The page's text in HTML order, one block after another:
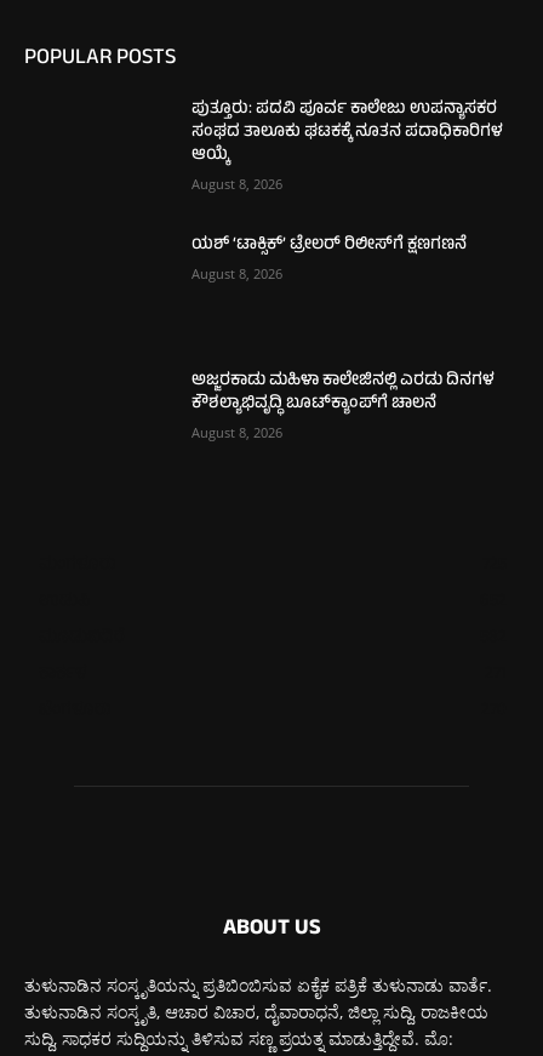
POPULAR POSTS
ಪುತ್ತೂರು: ಪದವಿ ಪೂರ್ವ ಕಾಲೇಜು ಉಪನ್ಯಾಸಕರ
ಸಂಘದ ತಾಲೂಕು ಘಟಕಕ್ಕೆ ನೂತನ ಪದಾಧಿಕಾರಿಗಳ
ಆಯ್ಕೆ
August 8, 2026
ಯಶ್ ‘ಟಾಕ್ಸಿಕ್’ ಟ್ರೇಲರ್ ರಿಲೀಸ್‌ಗೆ ಕ್ಷಣಗಣನೆ
August 8, 2026
ಅಜ್ಜರಕಾಡು ಮಹಿಳಾ ಕಾಲೇಜಿನಲ್ಲಿ ಎರಡು ದಿನಗಳ
ಕೌಶಲ್ಯಾಭಿವೃದ್ಧಿ ಬೂಟ್‌ಕ್ಯಾಂಪ್‌ಗೆ ಚಾಲನೆ
August 8, 2026
ABOUT US
ತುಳುನಾಡಿನ ಸಂಸ್ಕೃತಿಯನ್ನು ಪ್ರತಿಬಿಂಬಿಸುವ ಏಕೈಕ ಪತ್ರಿಕೆ ತುಳುನಾಡು ವಾರ್ತೆ.
ತುಳುನಾಡಿನ ಸಂಸ್ಕೃತಿ, ಆಚಾರ ವಿಚಾರ, ದೈವಾರಾಧನೆ, ಜಿಲ್ಲಾ ಸುದ್ದಿ, ರಾಜಕೀಯ
ಸುದ್ದಿ, ಸಾಧಕರ ಸುದ್ದಿಯನ್ನು ತಿಳಿಸುವ ಸಣ್ಣ ಪ್ರಯತ್ನ ಮಾಡುತ್ತಿದ್ದೇವೆ. ಮೊ: